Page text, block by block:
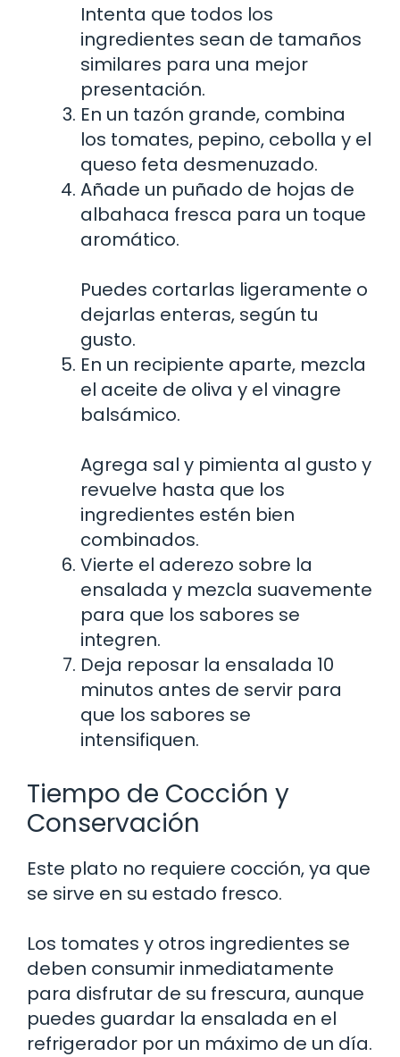
Intenta que todos los
ingredientes sean de tamaños
similares para una mejor
presentación.
En un tazón grande, combina
los tomates, pepino, cebolla y el
queso feta desmenuzado.
Añade un puñado de hojas de
albahaca fresca para un toque
aromático.
Puedes cortarlas ligeramente o
dejarlas enteras, según tu
gusto.
En un recipiente aparte, mezcla
el aceite de oliva y el vinagre
balsámico.
Agrega sal y pimienta al gusto y
revuelve hasta que los
ingredientes estén bien
combinados.
Vierte el aderezo sobre la
ensalada y mezcla suavemente
para que los sabores se
integren.
Deja reposar la ensalada 10
minutos antes de servir para
que los sabores se
intensifiquen.
Tiempo de Cocción y
Conservación
Este plato no requiere cocción, ya que
se sirve en su estado fresco.
Los tomates y otros ingredientes se
deben consumir inmediatamente
para disfrutar de su frescura, aunque
puedes guardar la ensalada en el
refrigerador por un máximo de un día.